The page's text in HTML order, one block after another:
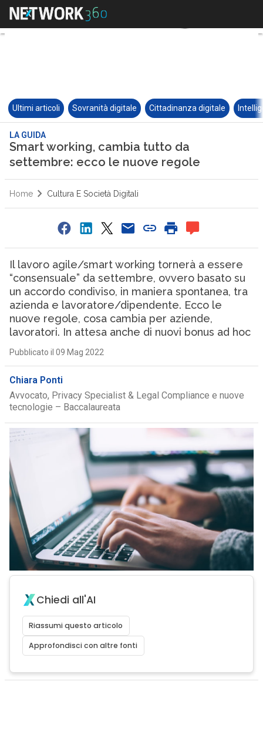
Ultimi articoli Sovranità digitale Cittadinanza digitale
LA GUIDA
Smart working, cambia tutto da
settembre: ecco le nuove regole
Home Cultura E Società Digitali
Il lavoro agile/smart working tornerà a essere
“consensuale” da settembre, ovvero basato su
un accordo condiviso, in maniera spontanea, tra
azienda e lavoratore/dipendente. Ecco le
nuove regole, cosa cambia per aziende,
lavoratori. In attesa anche di nuovi bonus ad hoc
Pubblicato il 09 Mag 2022
Chiara Ponti
Avvocato, Privacy Specialist & Legal Compliance e nuove
tecnologie – Baccalaureata
Chiedi all'AI
Riassumi questo articolo
Approfondisci con altre fonti